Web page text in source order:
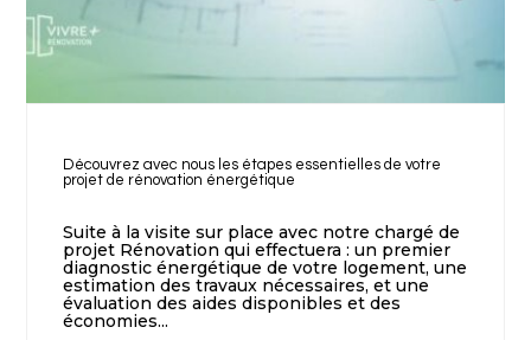
Découvrez avec nous les étapes essentielles de votre
projet de rénovation énergétique
Suite à la visite sur place avec notre chargé de
projet Rénovation qui effectuera : un premier
diagnostic énergétique de votre logement, une
estimation des travaux nécessaires, et une
évaluation des aides disponibles et des
économies...